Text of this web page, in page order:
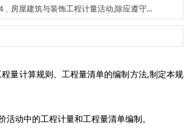
房屋建筑与装饰工程计量活动,除应遵守...
量计算规则、工程量清单的编制方法,制定本规
动中的工程计量和工程量清单编制。